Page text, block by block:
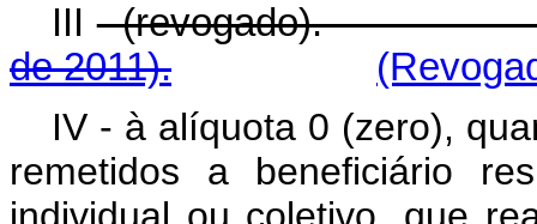
III-
de 2011).
IV - à alíquota 0 (zero),
remetidos a beneficiário